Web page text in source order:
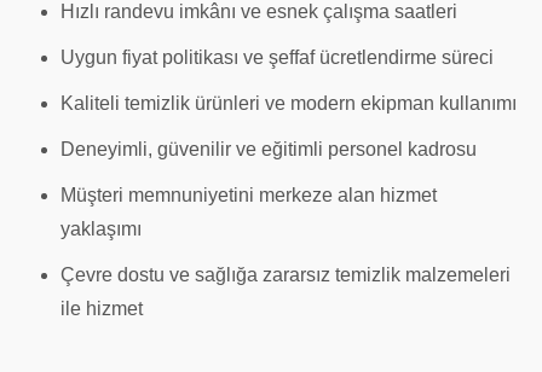
Hızlı randevu imkânı ve esnek çalışma saatleri
Uygun fiyat politikası ve şeffaf ücretlendirme süreci
Kaliteli temizlik ürünleri ve modern ekipman kullanımı
Deneyimli, güvenilir ve eğitimli personel kadrosu
Müşteri memnuniyetini merkeze alan hizmet
yaklaşımı
Çevre dostu ve sağlığa zararsız temizlik malzemeleri
ile hizmet